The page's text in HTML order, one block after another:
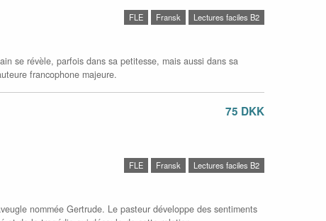
FLE Fransk Lectures faciles B2
se révèle, parfois dans sa petitesse, mais aussi dans sa
francophone majeure.
75 DKK
FLE Fransk Lectures faciles B2
nommée Gertrude. Le pasteur développe des sentiments